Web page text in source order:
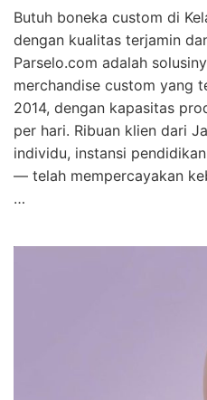
Butuh boneka custom di
dengan kualitas terjamin
Parselo.com adalah
merchandise custom yang
2014, dengan kapasitas
per hari. Ribuan klien dari
individu, instansi
— telah mempercayakan
…